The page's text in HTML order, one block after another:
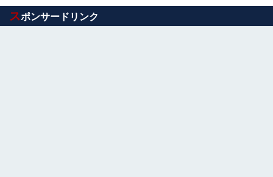
Powered by livedoor 相互RSS
スポンサードリンク